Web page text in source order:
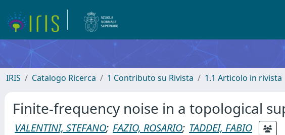
IRIS Catalogo Ricerca 1 Contributo su Rivista 1.1 Articolo in rivista
Finite-frequency noise in a topological
VALENTINI, STEFANO; FAZIO, ROSARIO; TADDEI, FABIO